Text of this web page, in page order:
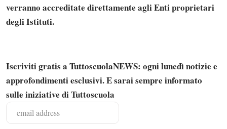
verranno accreditate direttamente agli Enti proprietari
degli Istituti.
Iscriviti gratis a TuttoscuolaNEWS: ogni lunedì notizie e
approfondimenti esclusivi. E sarai sempre informato
sulle iniziative di Tuttoscuola
Solo gli utenti registrati possono
commentare!
Effettua il Login o